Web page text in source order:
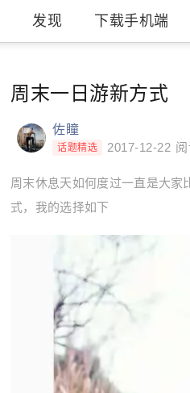
发现 下载手机端
周末一日游新方式
佐瞳
话题精选 2017-12-22
周末休息天如何度过一直是大家
式，我的选择如下